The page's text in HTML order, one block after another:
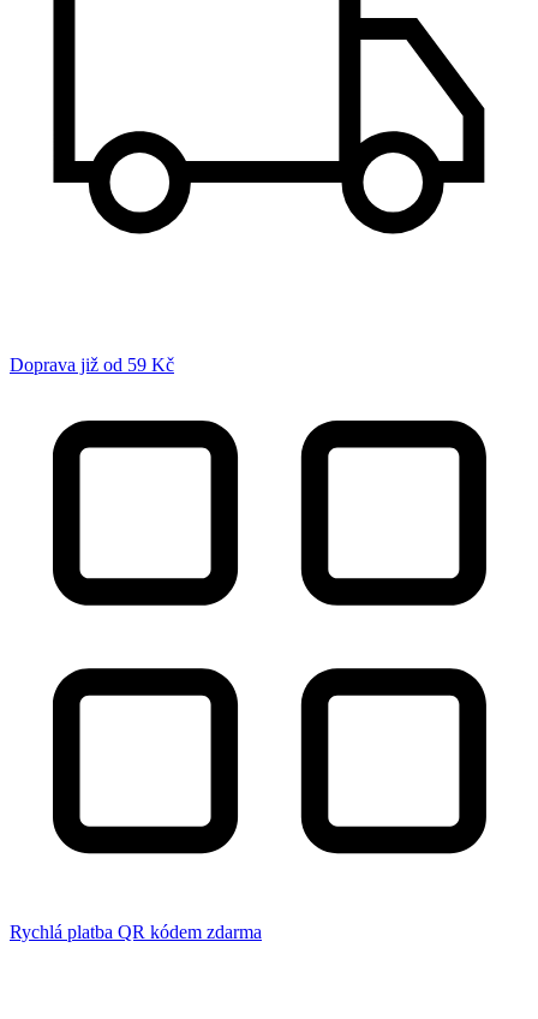
Doprava již od 59 Kč
Rychlá platba QR kódem zdarma